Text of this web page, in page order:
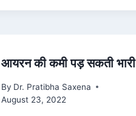
आयरन की कमी पड़ सकती भारी
By Dr. Pratibha Saxena
August 23, 2022